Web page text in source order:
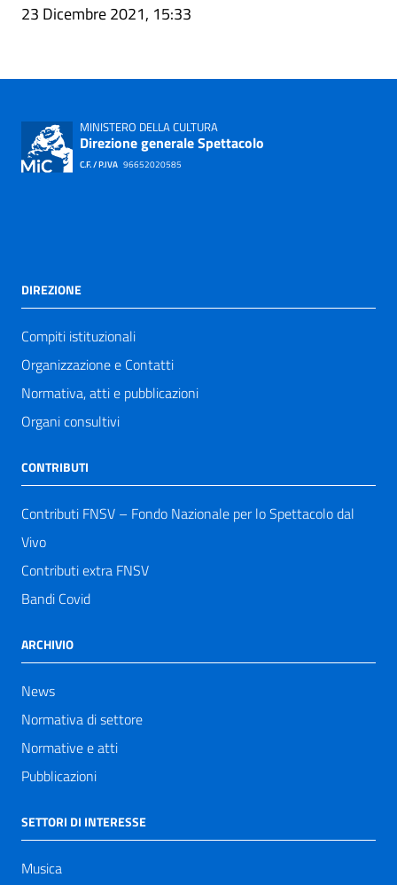
23 Dicembre 2021, 15:33
MINISTERO DELLA CULTURA
Direzione generale Spettacolo
C.F. / P.IVA 96652020585
DIREZIONE
Compiti istituzionali
Organizzazione e Contatti
Normativa, atti e pubblicazioni
Organi consultivi
CONTRIBUTI
Contributi FNSV – Fondo Nazionale per lo Spettacolo dal
Vivo
Contributi extra FNSV
Bandi Covid
ARCHIVIO
News
Normativa di settore
Normative e atti
Pubblicazioni
SETTORI DI INTERESSE
Musica